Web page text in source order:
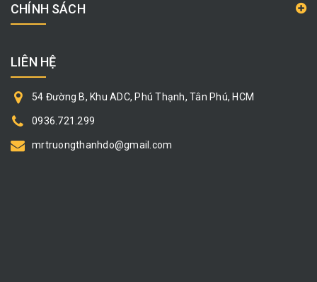
CHÍNH SÁCH
LIÊN HỆ
54 Đường B, Khu ADC, Phú Thạnh, Tân Phú, HCM
0936.721.299
mrtruongthanhdo@gmail.com